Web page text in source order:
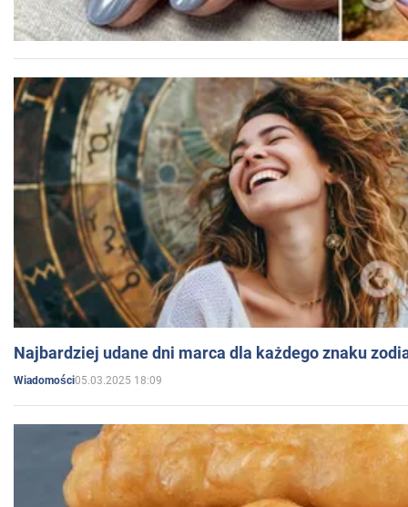
Najbardziej udane dni marca dla każdego znaku
Wiadomości05.03.2025 18:09